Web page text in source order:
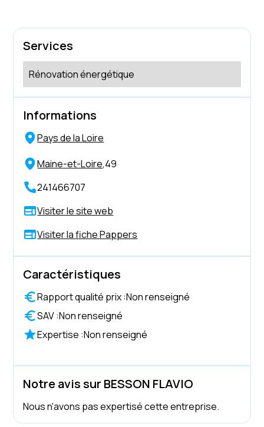
Services
Rénovation énergétique
Informations
Pays de la Loire
Maine-et-Loire,49
241466707
Visiter le site web
Visiter la fiche Pappers
Caractéristiques
Rapport qualité prix :Non renseigné
SAV :Non renseigné
Expertise :Non renseigné
Notre avis sur BESSON FLAVIO
Nous n'avons pas expertisé cette entreprise.